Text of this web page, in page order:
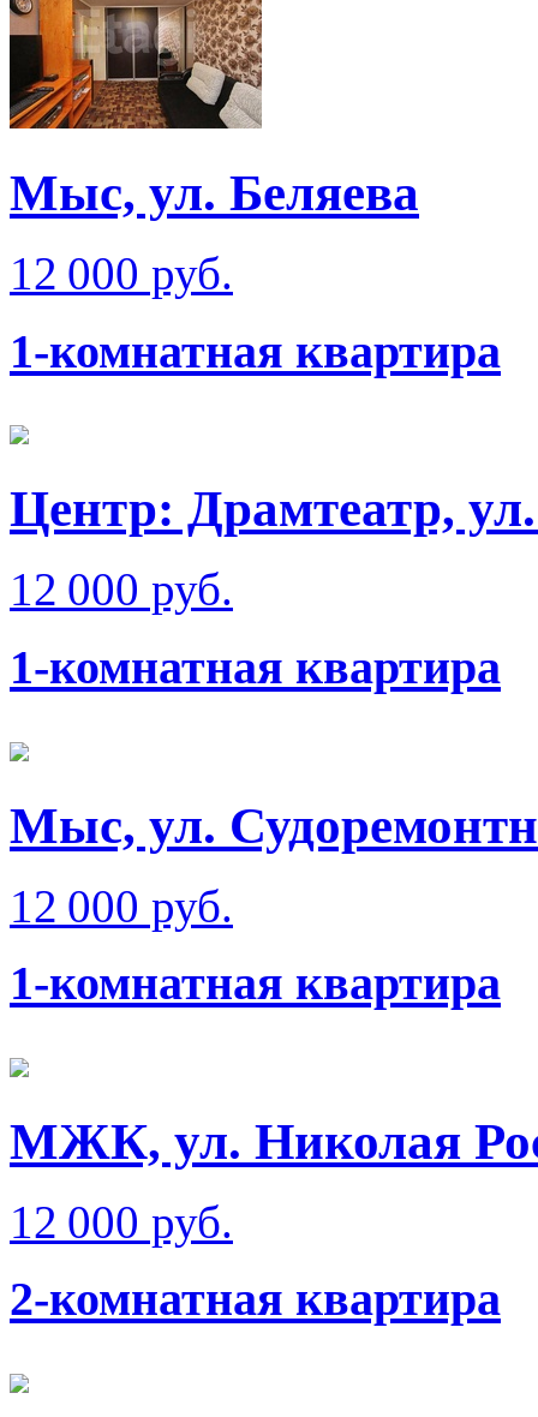
Мыс, ул. Беляева
12 000 руб.
1-комнатная квартира
Центр: Драмтеатр,
12 000 руб.
1-комнатная квартира
Мыс, ул.
12 000 руб.
1-комнатная квартира
МЖК, ул. Николая
12 000 руб.
2-комнатная квартира